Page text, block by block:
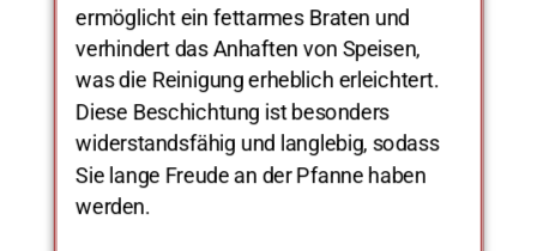
ermöglicht ein fettarmes Braten und
verhindert das Anhaften von Speisen,
was die Reinigung erheblich erleichtert.
Diese Beschichtung ist besonders
widerstandsfähig und langlebig, sodass
Sie lange Freude an der Pfanne haben
werden.